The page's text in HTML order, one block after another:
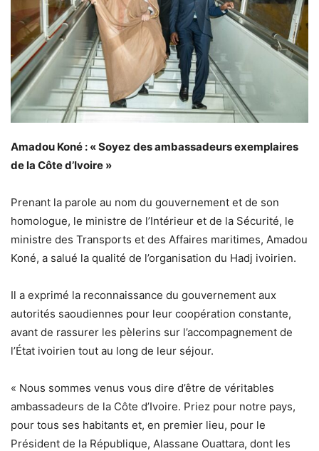
Amadou Koné : « Soyez des ambassadeurs exemplaires
de la Côte d’Ivoire »
Prenant la parole au nom du gouvernement et de son
homologue, le ministre de l’Intérieur et de la Sécurité, le
ministre des Transports et des Affaires maritimes, Amadou
Koné, a salué la qualité de l’organisation du Hadj ivoirien.
Il a exprimé la reconnaissance du gouvernement aux
autorités saoudiennes pour leur coopération constante,
avant de rassurer les pèlerins sur l’accompagnement de
l’État ivoirien tout au long de leur séjour.
« Nous sommes venus vous dire d’être de véritables
ambassadeurs de la Côte d’Ivoire. Priez pour notre pays,
pour tous ses habitants et, en premier lieu, pour le
Président de la République, Alassane Ouattara, dont les